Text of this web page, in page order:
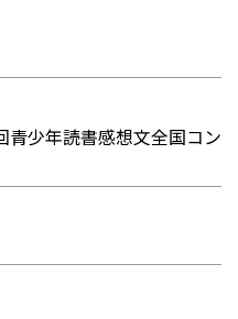
青少年読書感想文全国コン